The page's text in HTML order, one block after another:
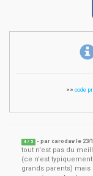
>> code
4 / 5 - parcarodav le 23/
tout n'est pas du
(ce n'est
grands parents)